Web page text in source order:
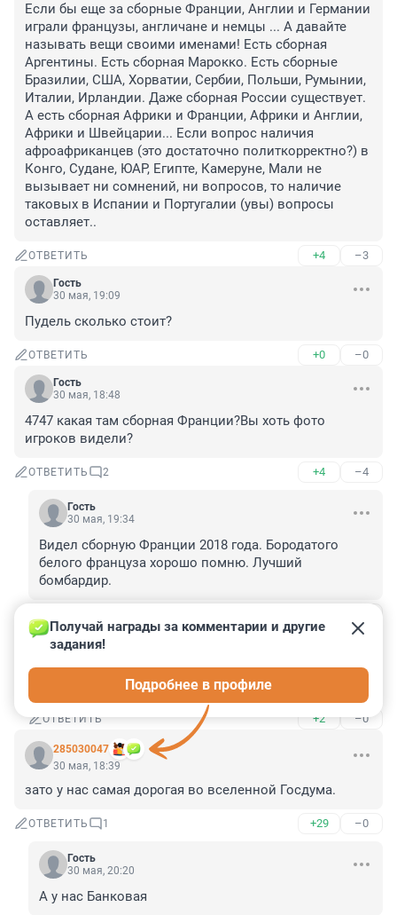
Если бы еще за сборные Франции, Англии и Германии
играли французы, англичане и немцы ... А давайте
называть вещи своими именами! Есть сборная
Аргентины. Есть сборная Марокко. Есть сборные
Бразилии, США, Хорватии, Сербии, Польши, Румынии,
Италии, Ирландии. Даже сборная России существует.
А есть сборная Африки и Франции, Африки и Англии,
Африки и Швейцарии... Если вопрос наличия
афроафриканцев (это достаточно политкорректно?) в
Конго, Судане, ЮАР, Египте, Камеруне, Мали не
вызывает ни сомнений, ни вопросов, то наличие
таковых в Испании и Португалии (увы) вопросы
оставляет..
ОТВЕТИТЬ +4 –3
Гость
30 мая, 19:09
Пудель сколько стоит?
ОТВЕТИТЬ +0 –0
Гость
30 мая, 18:48
4747 какая там сборная Франции?Вы хоть фото
игроков видели?
ОТВЕТИТЬ 2 +4 –4
Гость
30 мая, 19:34
Видел сборную Франции 2018 года. Бородатого
белого француза хорошо помню. Лучший
бомбардир.
ZavtraBudetLuchshe
На зенит похоже
ОТВЕТИТЬ +2 –0
285030047
Получай награды за комментарии и другие
задания!
Подробнее в профиле
30 мая, 18:39
зато у нас самая дорогая во вселенной Госдума.
ОТВЕТИТЬ 1 +29 –0
Гость
30 мая, 20:20
А у нас Банковая